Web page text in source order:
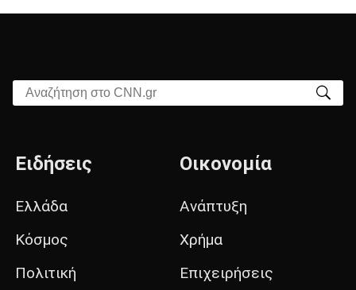
Αναζήτηση στο CNN.gr
Ειδήσεις
Ελλάδα
Κόσμος
Πολιτική
Οικονομία
Ανάπτυξη
Χρήμα
Επιχειρήσεις